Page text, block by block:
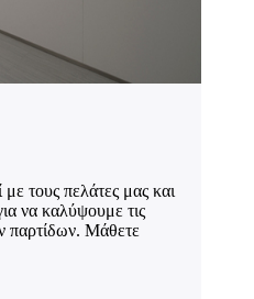
τους πελάτες μας και
να καλύψουμε τις
παρτίδων. Μάθετε